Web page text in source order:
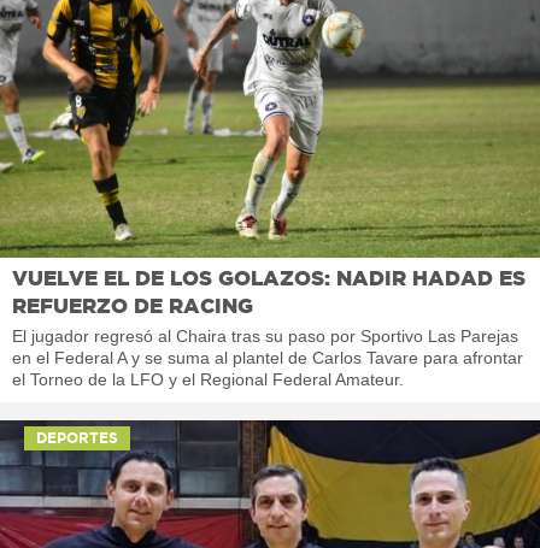
VUELVE EL DE LOS GOLAZOS: NADIR HADAD ES
REFUERZO DE RACING
El jugador regresó al Chaira tras su paso por Sportivo Las Parejas
en el Federal A y se suma al plantel de Carlos Tavare para afrontar
el Torneo de la LFO y el Regional Federal Amateur.
DEPORTES